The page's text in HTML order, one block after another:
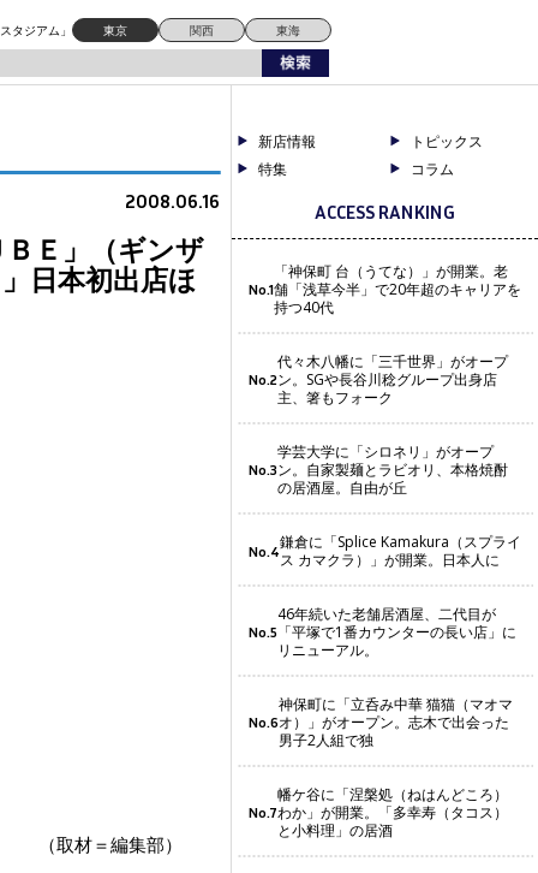
タジアム」 東京 関西 東海
2008.06.16
Ｅ」（ギンザ
日本初出店ほ
（取材＝編集部）
新店情報
トピックス
特集
コラム
ACCESS RANKING
No.1
「神保町 台（うてな）」が開業。老
舗「浅草今半」で20年超のキャリアを
持つ40代
No.2
代々木八幡に「三千世界」がオープ
ン。SGや長谷川稔グループ出身店
主、箸もフォーク
No.3
学芸大学に「シロネリ」がオープ
ン。自家製麺とラビオリ、本格焼酎
の居酒屋。自由が丘
No.4鎌倉に「Splice Kamakura（スプライ
ス カマクラ）」が開業。日本人に
No.5
46年続いた老舗居酒屋、二代目が
「平塚で1番カウンターの長い店」に
リニューアル。
No.6
神保町に「立呑み中華 猫猫（マオマ
オ）」がオープン。志木で出会った
男子2人組で独
No.7
幡ケ谷に「涅槃処（ねはんどころ）
わか」が開業。「多幸寿（タコス）
と小料理」の居酒